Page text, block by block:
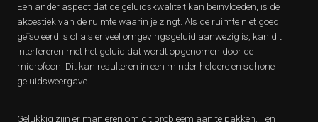
Een ander aspect dat de geluidskwaliteit kan beïnvloeden, is de
akoestiek van de ruimte waarin je zingt. Als de ruimte niet goed
geïsoleerd is of als er veel omgevingsgeluid aanwezig is, kan dit
interfereren met het geluid dat wordt opgenomen door de
microfoon. Dit kan resulteren in een minder heldere en schone
geluidsweergave.
Gelukkig zijn er manieren om dit probleem aan te pakken. Ten